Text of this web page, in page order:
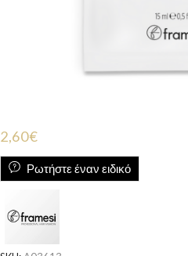
2,60€
Ρωτήστε έναν ειδικό